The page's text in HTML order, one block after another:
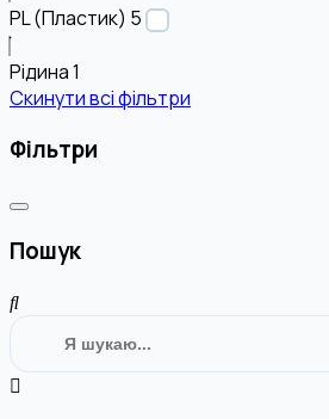
PL (Пластик) 5
Рідина1
Скинути всі фільтри
Фільтри
Пошук